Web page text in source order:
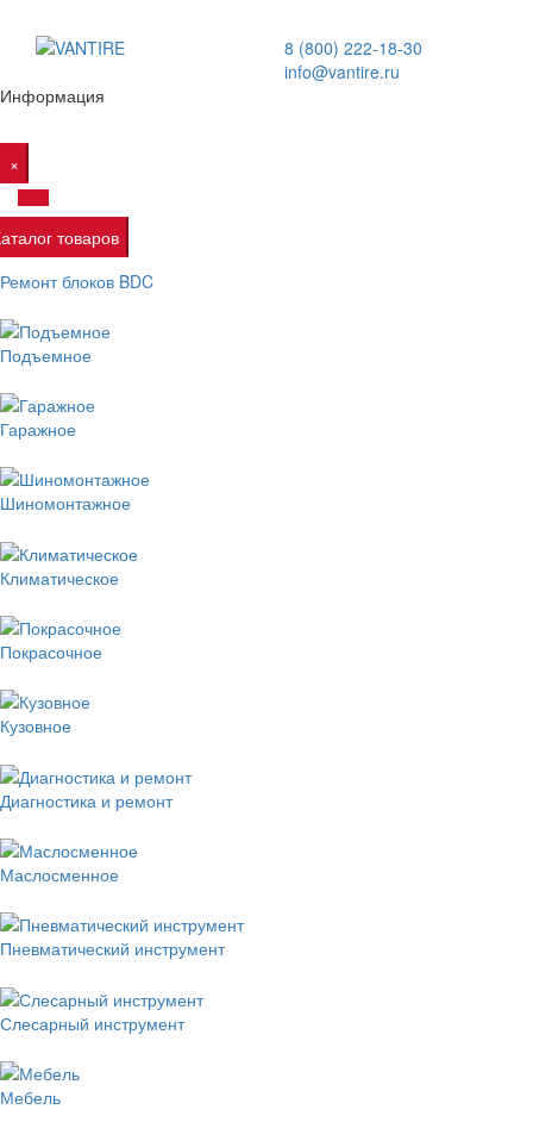
8 (800) 222-18-30
info@vantire.ru
Информация
×
товаров
Ремонт блоков BDC
Подъемное
Гаражное
Шиномонтажное
Климатическое
Покрасочное
Кузовное
Диагностика и ремонт
Маслосменное
Пневматический инструмент
Слесарный инструмент
Мебель